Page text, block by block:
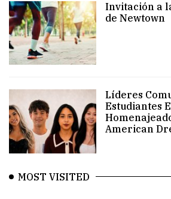
Invitación a
de Newtown
Líderes
Estudiantes
American
MOST VISITED